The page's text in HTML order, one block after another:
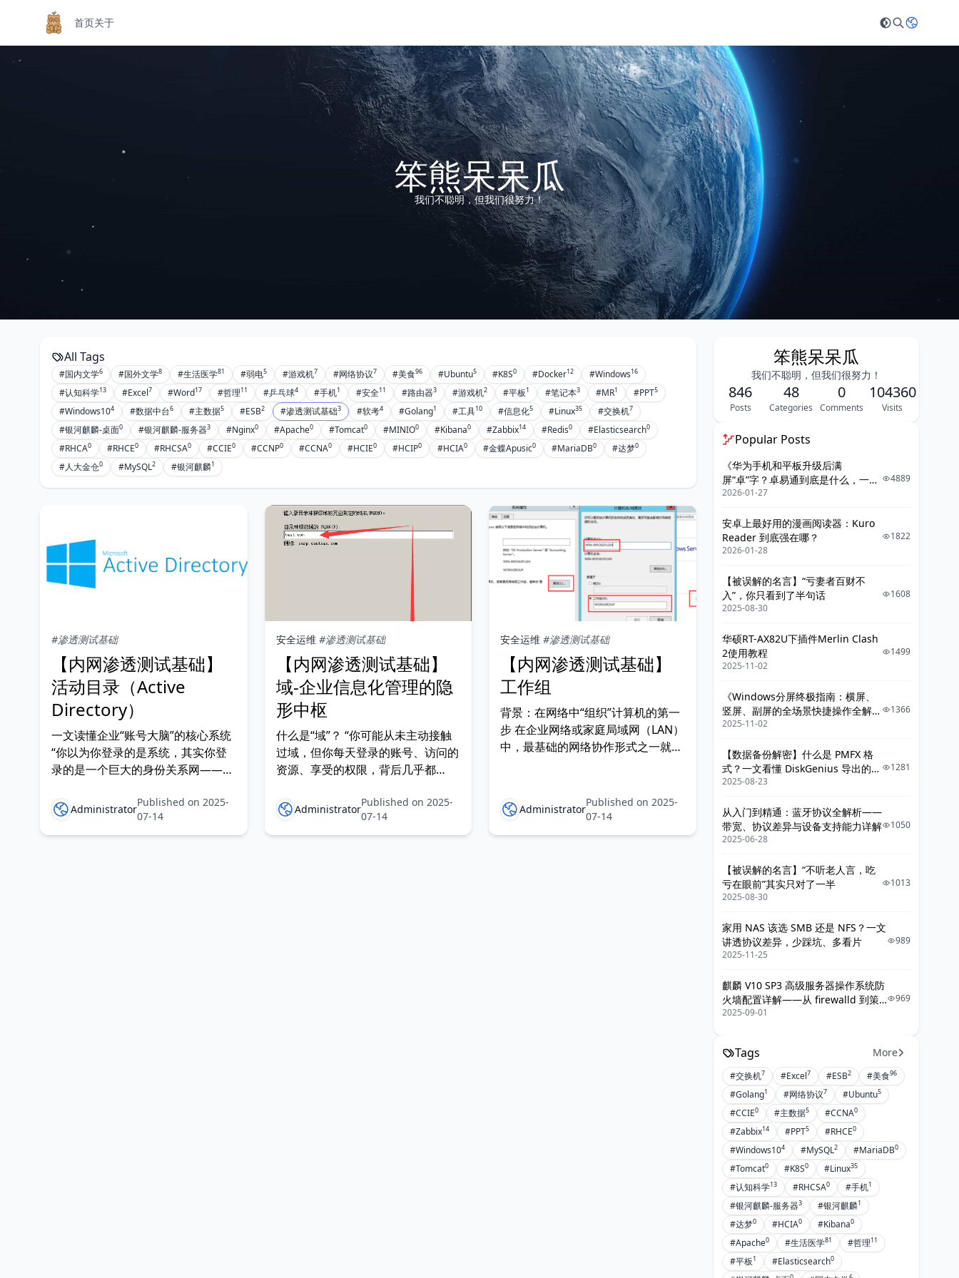
首页关于
笨熊呆呆瓜
我们不聪明，但我们很努力！
All Tags
#国内文学6 #国外文学8 #生活医学81 #弱电5 #游戏机7 #网络协议7 #美食96 #Ubuntu5 #K8S0 #Docker12 #Windows16
#认知科学13 #Excel7 #Word17 #哲理11 #乒乓球4 #手机1 #安全11 #路由器3 #游戏机2 #平板1 #笔记本3 #MR1 #PPT5
#Windows104 #数据中台6 #主数据5 #ESB2 #渗透测试基础3 #软考4 #Golang1 #工具10 #信息化5 #Linux35 #交换机7
#银河麒麟-桌面0 #银河麒麟-服务器3 #Nginx0 #Apache0 #Tomcat0 #MINIO0 #Kibana0 #Zabbix14 #Redis0 #Elasticsearch0
#RHCA0 #RHCE0 #RHCSA0 #CCIE0 #CCNP0 #CCNA0 #HCIE0 #HCIP0 #HCIA0 #金蝶Apusic0 #MariaDB0 #达梦0
#人大金仓0 #MySQL2 #银河麒麟1
#渗透测试基础
【内网渗透测试基础】
活动目录（Active
Directory）
一文读懂企业“账号大脑”的核心系统
“你以为你登录的是系统，其实你登
录的是一个巨大的身份关系网——它
什么是 Active Directory？
Administrator
Published on 2025-
07-14
安全运维 #渗透测试基础
【内网渗透测试基础】
域-企业信息化管理的隐
形中枢
什么是“域”？ “你可能从未主动接触
过域，但你每天登录的账号、访问的
资源、享受的权限，背后几乎都
和涉密单位的信息系统中，域
（Domain） 是一个几乎无处不在却
常被忽视的底层机制。它不是某
Administrator
Published on 2025-
07-14
安全运维 #渗透测试基础
【内网渗透测试基础】
工作组
背景：在网络中“组织”计算机的第一
步 在企业网络或家庭局域网（LAN）
中，最基础的网络协作形式之一就是
享、打印服务、简单权限划分等场景
提供了轻量但有效的解决方案。 随
着安全合规要求、国产化替代、系统
Administrator
Published on 2025-
07-14
笨熊呆呆瓜
我们不聪明，但我们很努力！
846
Posts
48
Categories
0
Comments
104360
Visits
Popular Posts
《华为手机和平板升级后满
屏“卓”字？卓易通到底是什么，一篇
给你讲明白》
2026-01-27
4889
安卓上最好用的漫画阅读器：Kuro
Reader 到底强在哪？
2026-01-28
1822
【被误解的名言】“亏妻者百财不
入”，你只看到了半句话
2025-08-30
1608
华硕RT-AX82U下插件Merlin Clash
2使用教程
2025-11-02
1499
《Windows分屏终极指南：横屏、
竖屏、副屏的全场景快捷操作全解
析》
2025-11-02
1366
【数据备份解密】什么是 PMFX 格
式？一文看懂 DiskGenius 导出的整
机系统镜像
2025-08-23
1281
从入门到精通：蓝牙协议全解析——
带宽、协议差异与设备支持能力详解
2025-06-28
1050
【被误解的名言】“不听老人言，吃
亏在眼前”其实只对了一半
2025-08-30
1013
家用 NAS 该选 SMB 还是 NFS？一文
讲透协议差异，少踩坑、多看片
2025-11-25
989
麒麟 V10 SP3 高级服务器操作系统防
火墙配置详解——从 firewalld 到策
略落地的最佳实践
2025-09-01
969
Tags More
#交换机7 #Excel7 #ESB2 #美食96
#Golang1 #网络协议7 #Ubuntu5
#CCIE0 #主数据5 #CCNA0
#Zabbix14 #PPT5 #RHCE0
#Windows104 #MySQL2 #MariaDB0
#Tomcat0 #K8S0 #Linux35
#认知科学13 #RHCSA0 #手机1
#银河麒麟-服务器3 #银河麒麟1
#达梦0 #HCIA0 #Kibana0
#Apache0 #生活医学81 #哲理11
#平板1 #Elasticsearch0